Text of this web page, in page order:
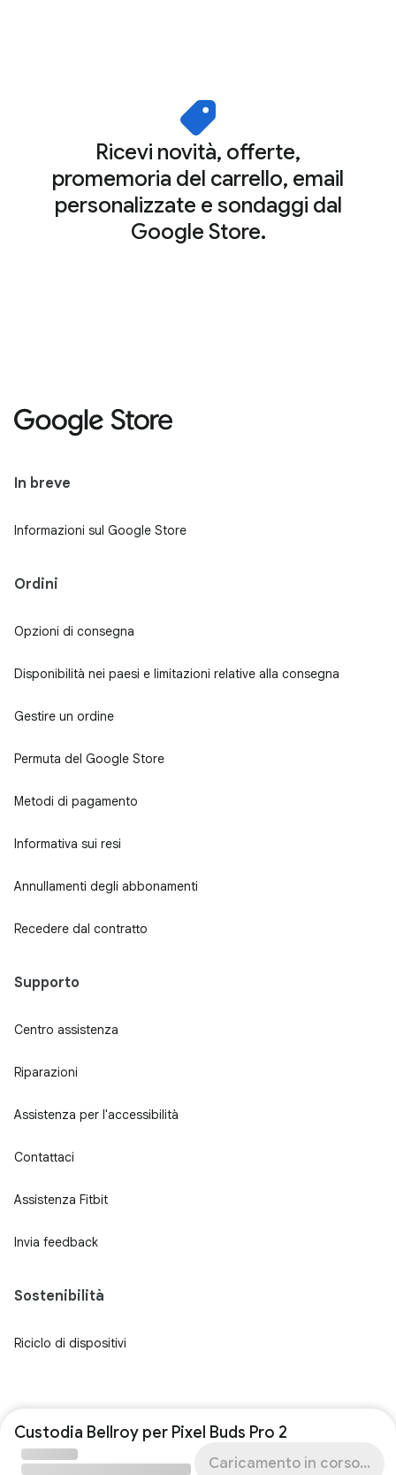
Custodia Bellroy per Pixel Buds Pro 2
Caricamento in corso...
Ricevi novità, offerte,
promemoria del carrello, email
personalizzate e sondaggi dal
Google Store.
In breve
Informazioni sul Google Store
Ordini
Opzioni di consegna
Disponibilità nei paesi e limitazioni relative alla consegna
Gestire un ordine
Permuta del Google Store
Metodi di pagamento
Informativa sui resi
Annullamenti degli abbonamenti
Recedere dal contratto
Supporto
Centro assistenza
Riparazioni
Assistenza per l'accessibilità
Contattaci
Assistenza Fitbit
Invia feedback
Sostenibilità
Riciclo di dispositivi